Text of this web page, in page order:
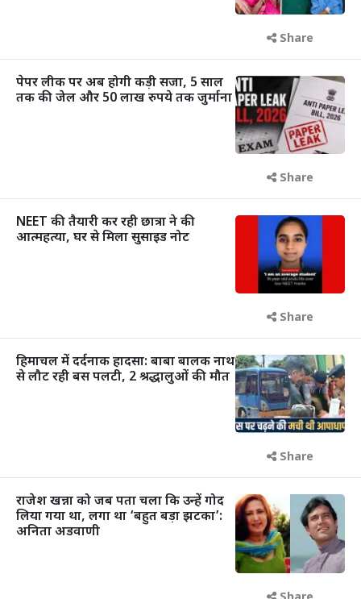
Share
पेपर लीक पर अब होगी कड़ी सजा, 5 साल
तक की जेल और 50 लाख रुपये तक जुर्माना
Share
NEET की तैयारी कर रही छात्रा ने की
आत्महत्या, घर से मिला सुसाइड नोट
Share
हिमाचल में दर्दनाक हादसा: बाबा बालक नाथ
से लौट रही बस पलटी, 2 श्रद्धालुओं की मौत
Share
राजेश खन्ना को जब पता चला कि उन्हें गोद
लिया गया था, लगा था ‘बहुत बड़ा झटका’:
अनिता अडवाणी